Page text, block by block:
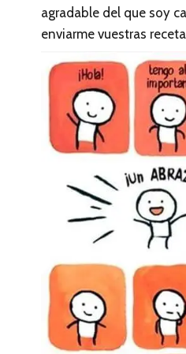
agradable del que soy
enviarme vuestras